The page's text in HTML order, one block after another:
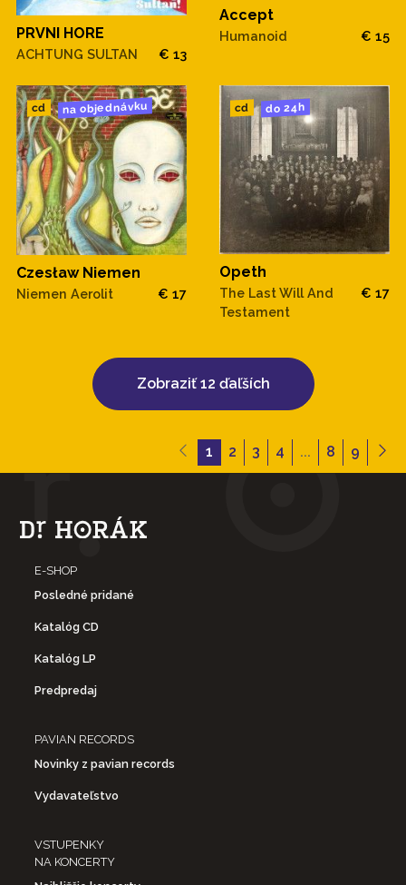
PRVNI HORE
ACHTUNG SULTAN € 13
Accept
Humanoid € 15
cd na objednávku
Czesław Niemen
Niemen Aerolit € 17
cd do 24h
Opeth
The Last Will And
Testament
€ 17
Zobraziť 12 ďaľších
1 2 3 4 ... 8 9
E-SHOP
Posledné pridané
Katalóg CD
Katalóg LP
Predpredaj
PAVIAN RECORDS
Novinky z pavian records
Vydavateľstvo
VSTUPENKY
NA KONCERTY